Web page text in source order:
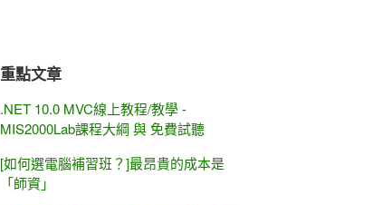
重點文章
.NET 10.0 MVC線上教程/教學 -
MIS2000Lab課程大綱 與 免費試聽
[如何選電腦補習班？]最昂貴的成本是
「師資」